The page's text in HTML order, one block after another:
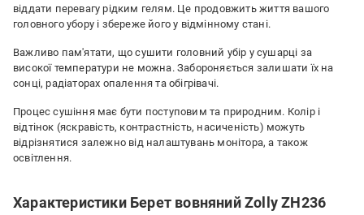
віддати перевагу рідким гелям. Це продовжить життя вашого
головного убору і збереже його у відмінному стані.
Важливо пам'ятати, що сушити головний убір у сушарці за
високої температури не можна. Забороняється залишати їх на
сонці, радіаторах опалення та обігрівачі.
Процес сушіння має бути поступовим та природним. Колір і
відтінок (яскравість, контрастність, насиченість) можуть
відрізнятися залежно від налаштувань монітора, а також
освітлення.
Характеристики Берет вовняний Zolly ZH236